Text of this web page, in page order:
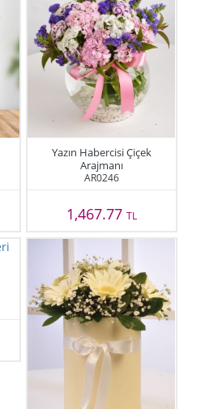
Yazın Habercisi Çiçek
Arajmanı
AR0246
1,467.77 TL